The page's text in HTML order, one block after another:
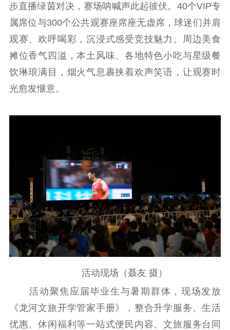
先进典型
社会宣传
思想政治教育 爱国主义教育
全民国防教育
精品出版 全民阅读
扫黄打非
电影工作
电影创作 电影市场
机关党建
党建要闻 学习在线
文化人才
紫金人才 职称评审
步直播绿茵对决，赛场呐喊声此起彼伏。40个VIP专
属席位与300个公共观赛座席座无虚席，球迷们并肩
观赛、欢呼喝彩，沉浸式感受竞技魅力。周边美食
摊位香气四溢，本土风味、各地特色小吃与星级餐
饮琳琅满目，烟火气息裹挟着欢声笑语，让观赛时
光愈发惬意。
活动现场（聂友 摄）
活动聚焦应届毕业生与暑期群体，现场发放
《龙河文旅开学管家手册》，整合升学服务、生活
优惠、休闲福利等一站式便民内容。文旅服务台同